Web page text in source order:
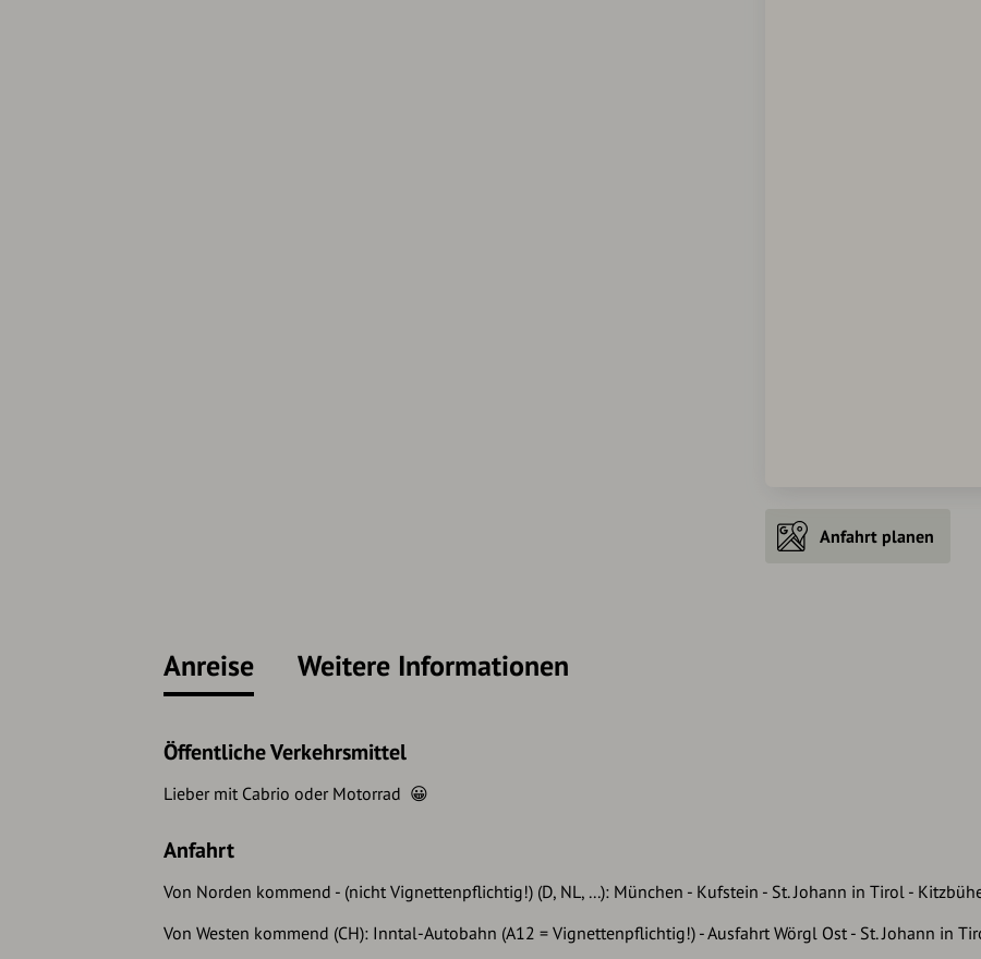
Anfahrt planen
Anreise Weitere Informationen
Öffentliche Verkehrsmittel
Lieber mit Cabrio oder Motorrad 😀
Anfahrt
Von Norden kommend - (nicht Vignettenpflichtig!) (D, NL, ...): München - Kufstein - St. Johann in Tirol -
Von Westen kommend (CH): Inntal-Autobahn (A12 = Vignettenpflichtig!) - Ausfahrt Wörgl Ost - St. Johann in